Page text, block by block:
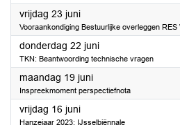
vrijdag 23 juni2023
Vooraankondiging Bestuurlijke overleggen
donderdag 22 juni2023
TKN: Beantwoording technische vragen
maandag 19 juni2023
Inspreekmoment perspectiefnota
vrijdag 16 juni2023
Hanzejaar 2023: IJsselbiënnale